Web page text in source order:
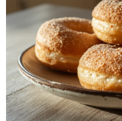
Měna
(CZK)
Přihlášení